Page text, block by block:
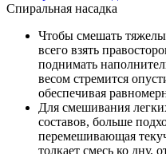
Спиральная насадка
Чтобы смешать
всего взять
поднимать
весом стремится
обеспечивая
Для смешивания
составов, больше
перемешивающая
толкает смесь ко дну,